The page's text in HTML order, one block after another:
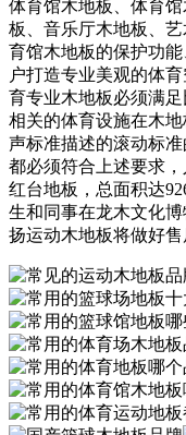
体育馆木地板、体育
板、音乐厅木地板、
育馆木地板的保护功
户打造专业美观的体
育专业木地板必须满
相关的体育设施在木
声标准描述的滚动标
都必须符合上述要求
红台地板，总面积达
生和同事在龙木文化
扬运动木地板将做好售